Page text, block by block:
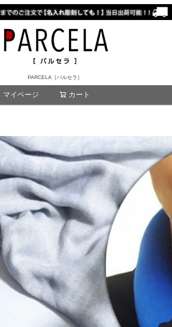
PARCELA［パルセラ］
マイページ カート